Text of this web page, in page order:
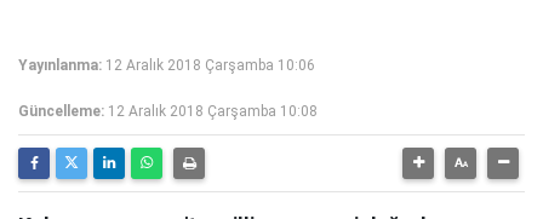
Yayınlanma: 12 Aralık 2018 Çarşamba 10:06
Güncelleme: 12 Aralık 2018 Çarşamba 10:08